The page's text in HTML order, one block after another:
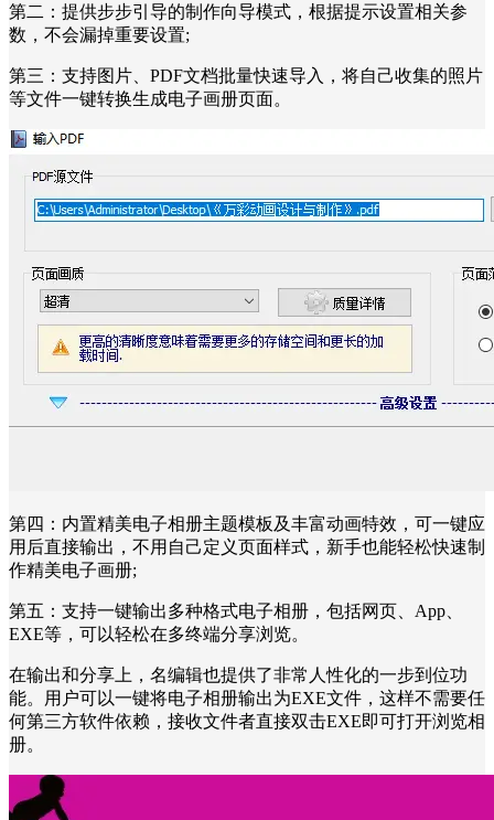
第二：提供步步引导的制作向导模式，根据提示设置相关参
数，不会漏掉重要设置;
第三：支持图片、PDF文档批量快速导入，将自己收集的照片
等文件一键转换生成电子画册页面。
第四：内置精美电子相册主题模板及丰富动画特效，可一键应
用后直接输出，不用自己定义页面样式，新手也能轻松快速制
作精美电子画册;
第五：支持一键输出多种格式电子相册，包括网页、App、
EXE等，可以轻松在多终端分享浏览。
在输出和分享上，名编辑也提供了非常人性化的一步到位功
能。用户可以一键将电子相册输出为EXE文件，这样不需要任
何第三方软件依赖，接收文件者直接双击EXE即可打开浏览相
册。